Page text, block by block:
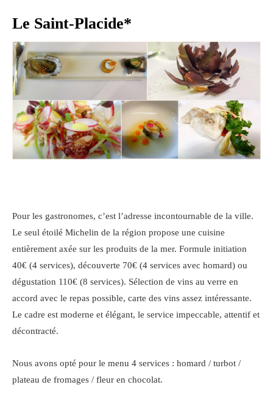
Le Saint-Placide*
Pour les gastronomes, c’est l’adresse incontournable de la ville.
Le seul étoilé Michelin de la région propose une cuisine
entièrement axée sur les produits de la mer. Formule initiation
40€ (4 services), découverte 70€ (4 services avec homard) ou
dégustation 110€ (8 services). Sélection de vins au verre en
accord avec le repas possible, carte des vins assez intéressante.
Le cadre est moderne et élégant, le service impeccable, attentif et
décontracté.
Nous avons opté pour le menu 4 services : homard / turbot /
plateau de fromages / fleur en chocolat.